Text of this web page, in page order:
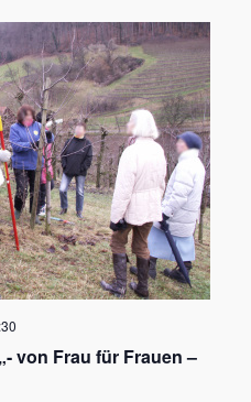
von Frau für Frauen –